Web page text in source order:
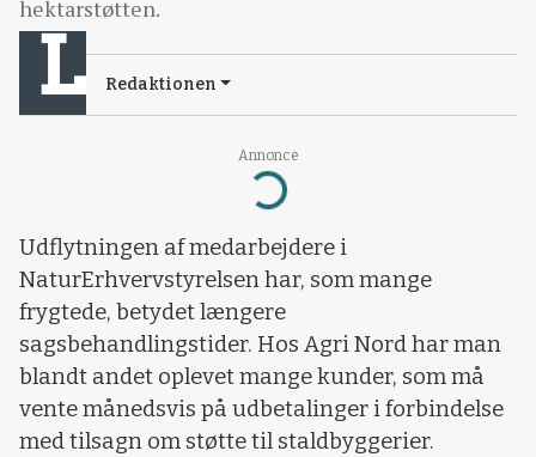
Annonce
Loading...
hektarstøtten.
Redaktionen
Udflytningen af medarbejdere i
NaturErhvervstyrelsen har, som mange
frygtede, betydet længere
sagsbehandlingstider. Hos Agri Nord har man
blandt andet oplevet mange kunder, som må
vente månedsvis på udbetalinger i forbindelse
med tilsagn om støtte til staldbyggerier.